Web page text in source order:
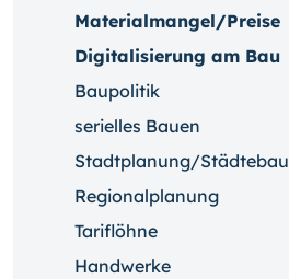
Materialmangel/Preise
Digitalisierung am Bau
Baupolitik
serielles Bauen
Stadtplanung/Städtebau
Regionalplanung
Tariflöhne
Handwerke